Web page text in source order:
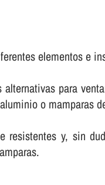
elementos e
para
o mamparas
resistentes y, sin